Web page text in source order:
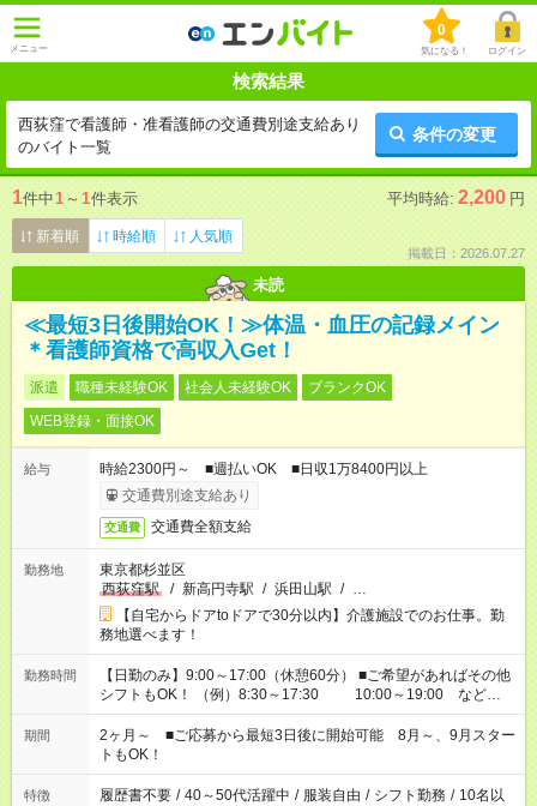
メニュー
0
気になる！ ログイン
検索結果
西荻窪で看護師・准看護師の交通費別途支給あり
のバイト一覧
条件の変更
1件中1 ～ 1件表示 平均時給: 2,200 円
新着順 時給順 人気順
掲載日：2026.07.27
未読
≪最短3日後開始OK！≫体温・血圧の記録メイン
＊看護師資格で高収入Get！
派遣 職種未経験OK 社会人未経験OK
ブランクOK
WEB登録・面接OK
給与
時給2300円～ ■週払いOK ■日収1万8400円以上
交通費別途支給あり
交通費 交通費全額支給
勤務地
東京都杉並区
西荻窪駅
/ 新高円寺駅 / 浜田山駅 / …
【自宅からドアtoドアで30分以内】介護施設でのお仕事。勤
務地選べます！
勤務時間
【日勤のみ】9:00～17:00（休憩60分） ■ご希望があればその他
シフトもOK！ （例）8:30～17:30 10:00～19:00 など
「家族とお休みを合わせたい」 「できれば残業はしたくない」
など、あなたのご希望に沿ったお仕事をご紹介します！ ※Wワ
ーク希望の方へ 今ご覧のお仕事で希望する勤務時間と、もう1つ
のお仕事の勤務時間。 合計で週40時間を超える場合は応募でき
ません
期間
2ヶ月～ ■ご応募から最短3日後に開始可能 8月～、9月スター
トもOK！
特徴 履歴書不要 / 40～50代活躍中 / 服装自由 / シフト勤務 / 10名以